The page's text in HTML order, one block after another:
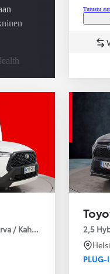
-
Tutustu
/ Kahdet Renkaat / 2,5
PLUG-